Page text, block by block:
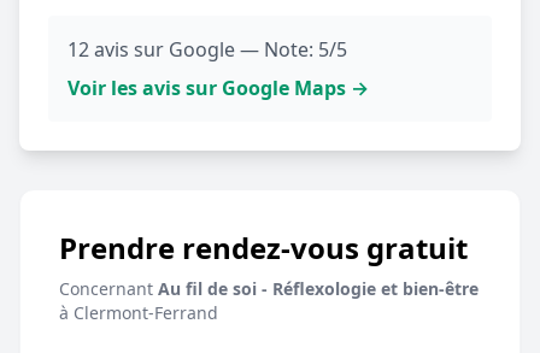
12 avis sur Google — Note: 5/5
Voir les avis sur Google Maps →
Prendre rendez-vous gratuit
Concernant Au fil de soi - Réflexologie et bien-être
à Clermont-Ferrand